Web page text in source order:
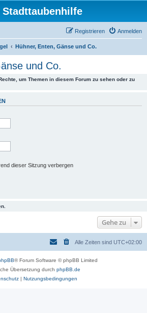
Stadttaubenhilfe
Anmelden
Registrieren
Hühner, Enten, Gänse und Co.
und Co.
um Themen in diesem Forum zu sehen oder zu
dieser Sitzung verbergen
Gehe zu
Alle Zeiten sind UTC+02:00
® Forum Software © phpBB Limited
Übersetzung durch phpBB.de
| Nutzungsbedingungen